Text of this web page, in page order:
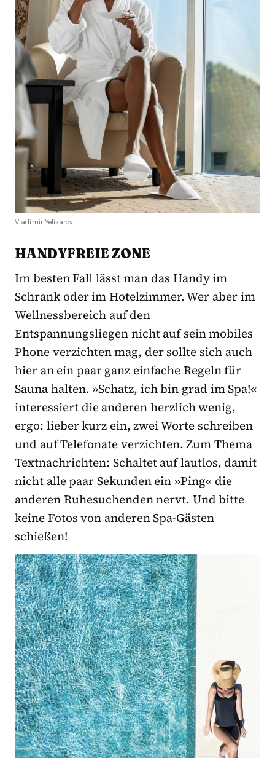
Vladimir Yelizarov
HANDYFREIE ZONE
Im besten Fall lässt man das Handy im
Schrank oder im Hotelzimmer. Wer aber im
Wellnessbereich auf den
Entspannungsliegen nicht auf sein mobiles
Phone verzichten mag, der sollte sich auch
hier an ein paar ganz einfache Regeln für
Sauna halten. »Schatz, ich bin grad im Spa!«
interessiert die anderen herzlich wenig,
ergo: lieber kurz ein, zwei Worte schreiben
und auf Telefonate verzichten. Zum Thema
Textnachrichten: Schaltet auf lautlos, damit
nicht alle paar Sekunden ein »Ping« die
anderen Ruhesuchenden nervt. Und bitte
keine Fotos von anderen Spa-Gästen
schießen!